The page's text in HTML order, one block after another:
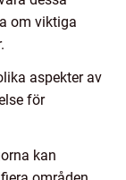
om viktiga
aspekter av
för
kan